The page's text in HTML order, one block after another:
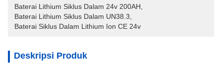
Baterai Lithium Siklus Dalam 24v 200AH
Baterai Lithium Siklus Dalam UN38.3
Baterai Siklus Dalam Lithium Ion CE 24v
Deskripsi Produk